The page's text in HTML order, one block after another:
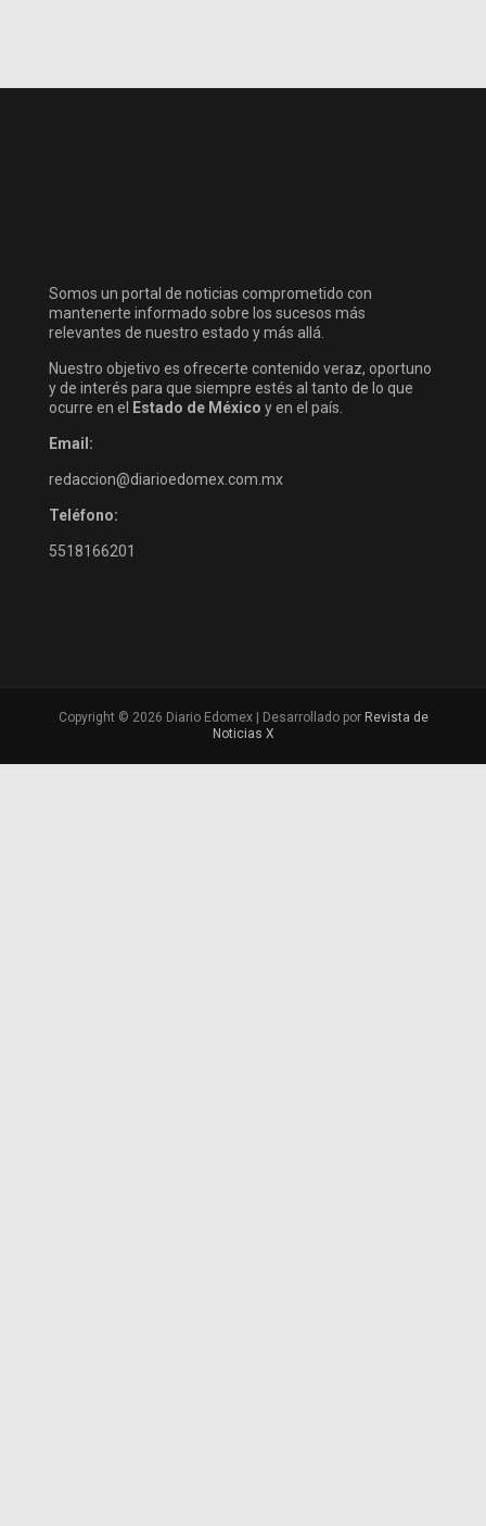
Somos un portal de noticias comprometido con
mantenerte informado sobre los sucesos más
relevantes de nuestro estado y más allá.
Nuestro objetivo es ofrecerte contenido veraz, oportuno
y de interés para que siempre estés al tanto de lo que
ocurre en el
Estado de México y en el país.
Email:
redaccion@diarioedomex.com.mx
Teléfono:
5518166201
Copyright © 2026 Diario Edomex | Desarrollado por Revista de
Noticias X